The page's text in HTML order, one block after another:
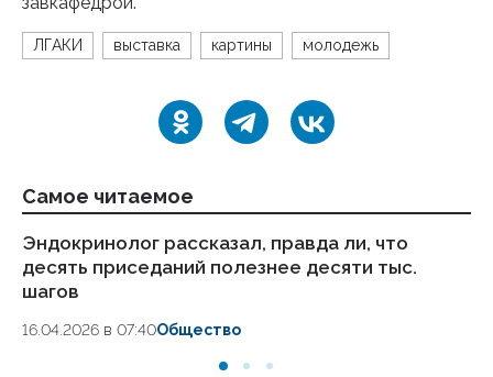
ЛГАКИ выставка картины молодежь
Самое читаемое
Эндокринолог рассказал, правда ли, что
десять приседаний полезнее десяти тыс.
шагов
16.04.2026 в 07:40Общество